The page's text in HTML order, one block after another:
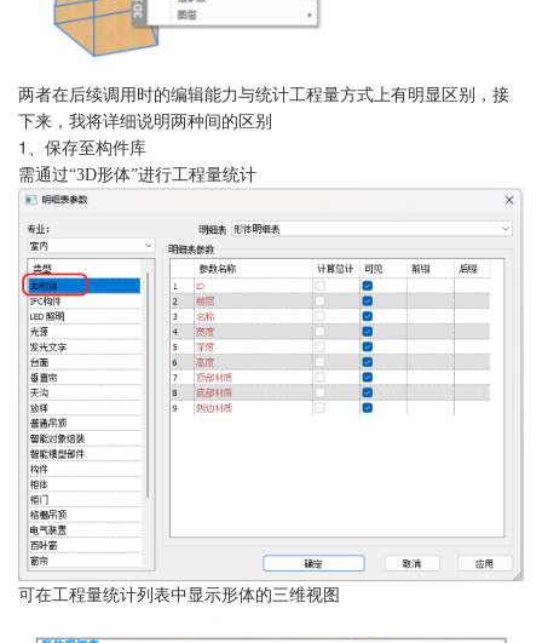
两者在后续调用时的编辑能力与统计工程量方式上有明显区别 ，接
下来，我将详细说明两种间的区别
1、
保存至构件库
需通过“3D形体”进行工程量统计
可在工程量统计列表中显示形体的三维视图